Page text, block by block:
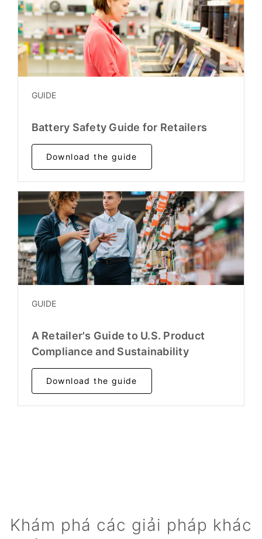
GUIDE
Battery Safety Guide for Retailers
Download the guide
GUIDE
A Retailer's Guide to U.S. Product
Compliance and Sustainability
Download the guide
Khám phá các giải pháp khác